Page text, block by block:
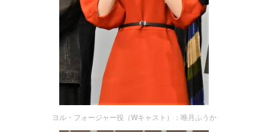
ヨル・フォージャー役（Wキャスト）：唯月ふうか